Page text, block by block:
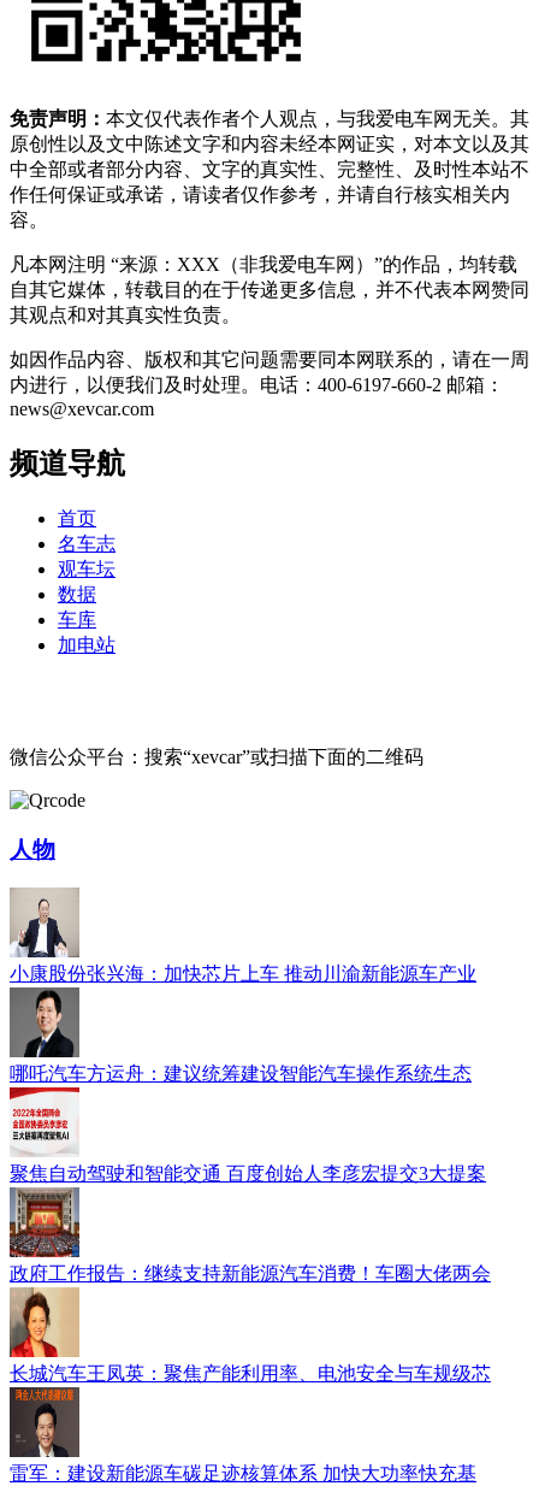
免责声明： 本文仅代表作者个人观点，与我爱电车网无关。其
原创性以及文中陈述文字和内容未经本网证实，对本文以及其
中全部或者部分内容、文字的真实性、完整性、及时性本站不
作任何保证或承诺，请读者仅作参考，并请自行核实相关内
容。
凡本网注明 “来源：XXX（非我爱电车网）”的作品，均转载
自其它媒体，转载目的在于传递更多信息，并不代表本网赞同
其观点和对其真实性负责。
如因作品内容、版权和其它问题需要同本网联系的，请在一周
内进行，以便我们及时处理。电话：400-6197-660-2 邮箱：
news@xevcar.com
频道导航
首页
名车志
观车坛
数据
车库
加电站
微信公众平台：搜索“xevcar”或扫描下面的二维码
人物
小康股份张兴海：加快芯片上车 推动川渝新能源车产业
哪吒汽车方运舟：建议统筹建设智能汽车操作系统生态
聚焦自动驾驶和智能交通 百度创始人李彦宏提交3大提案
政府工作报告：继续支持新能源汽车消费！车圈大佬两会
长城汽车王凤英：聚焦产能利用率、电池安全与车规级芯
雷军：建设新能源车碳足迹核算体系 加快大功率快充基